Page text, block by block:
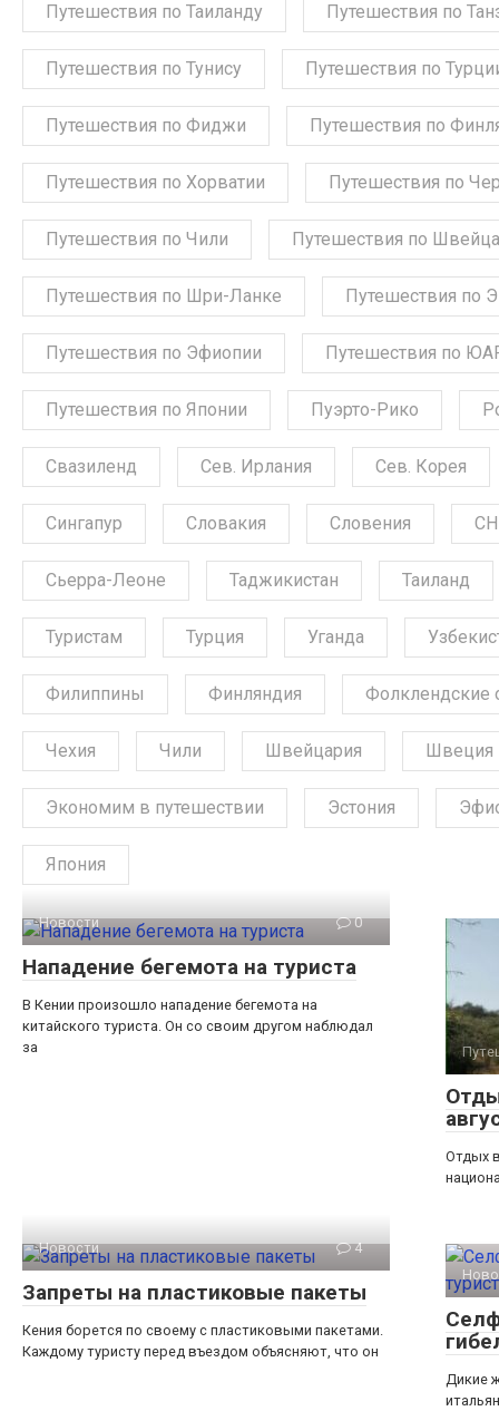
Путешествия по Таиланду Путешествия по
Путешествия по Тунису Путешествия по
Путешествия по Фиджи Путешествия по
Путешествия по Хорватии Путешествия по
Путешествия по Чили Путешествия по
Путешествия по Шри-Ланке Путешествия по
Путешествия по Эфиопии Путешествия по
Путешествия по Японии Пуэрто-Рико
Свазиленд Сев. Ирлания Сев. Корея
Сингапур Словакия Словения
Сьерра-Леоне Таджикистан Таиланд
Туристам Турция Уганда
Филиппины Финляндия Фолклендские
Чехия Чили Швейцария Швеция
Экономим в путешествии Эстония
Япония
Новости 0
Нападение бегемота на туриста
В Кении произошло нападение бегемота на
китайского туриста. Он со своим другом наблюдал
за
Отдых
Новости 4
Запреты на пластиковые пакеты
Кения борется по своему с пластиковыми пакетами.
Каждому туристу перед въездом объясняют, что он
Дикие